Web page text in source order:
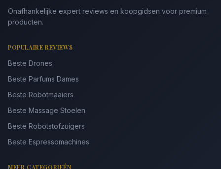
Onafhankelijke expert reviews en koopgidsen voor premium
producten.
POPULAIRE REVIEWS
Beste Drones
Beste Parfums Dames
Beste Robotmaaiers
Beste Massage Stoelen
Beste Robotstofzuigers
Beste Espressomachines
MEER CATEGORIEËN